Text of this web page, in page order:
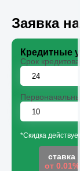
Заявка
Кредитные
Срок
*Скидка
ставка
от 0.01%